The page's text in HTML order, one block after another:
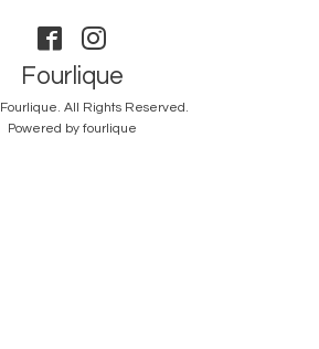
Fourlique
Fourlique. All Rights Reserved.
Powered by fourlique